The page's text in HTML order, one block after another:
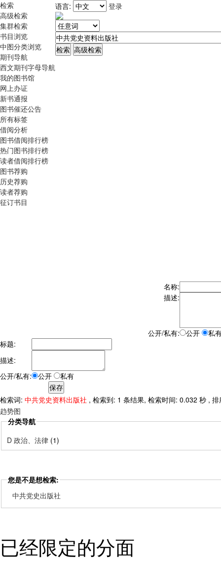
检索
高级检索
集群检索
书目浏览
中图分类浏览
期刊导航
西文期刊字母导航
我的图书馆
网上办证
新书通报
图书催还公告
所有标签
借阅分析
图书借阅排行榜
热门图书排行榜
读者借阅排行榜
图书荐购
历史荐购
读者荐购
征订书目
语言: 登录
名称:
描述:
公开/私有: 公开
私
标题:
描述:
公开/私有:
公开 私有
检索词: 中共党史资料出版社 , 检索到: 1 条结果, 检索时间: 0.032 秒 ,
趋势图
分类导航
D 政治、法律 (1)
您是不是想检索:
中共党史出版社
已经限定的分面